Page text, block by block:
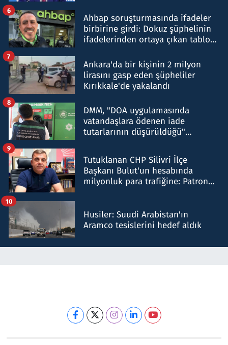
Ahbap soruşturmasında ifadeler
birbirine girdi: Dokuz şüphelinin
ifadelerinden ortaya çıkan tablo
6
Ankara'da bir kişinin 2 milyon
lirasını gasp eden şüpheliler
Kırıkkale'de yakalandı
7
DMM, "DOA uygulamasında
vatandaşlara ödenen iade
tutarlarının düşürüldüğü"
8
Tutuklanan CHP Silivri İlçe
Başkanı Bulut'un hesabında
milyonluk para trafiğine: Patron
9
Husiler: Suudi Arabistan'ın
Aramco tesislerini hedef aldık
10